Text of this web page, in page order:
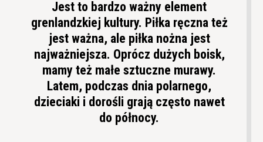
Jest to bardzo ważny element
grenlandzkiej kultury. Piłka ręczna też
jest ważna, ale piłka nożna jest
najważniejsza. Oprócz dużych boisk,
mamy też małe sztuczne murawy.
Latem, podczas dnia polarnego,
dzieciaki i dorośli grają często nawet
do północy.